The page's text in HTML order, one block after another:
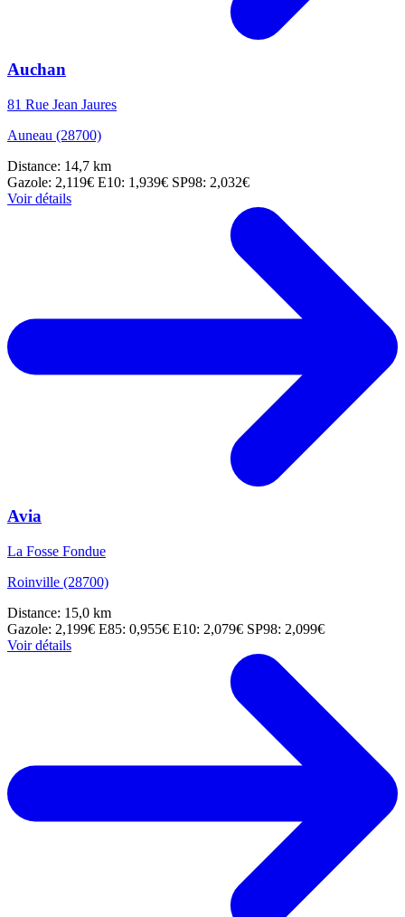
Auchan
81 Rue Jean Jaures
Auneau (28700)
Distance: 14,7 km
Gazole: 2,119€ E10: 1,939€ SP98: 2,032€
Voir détails
Avia
La Fosse Fondue
Roinville (28700)
Distance: 15,0 km
Gazole: 2,199€ E85: 0,955€ E10: 2,079€ SP98: 2,099€
Voir détails